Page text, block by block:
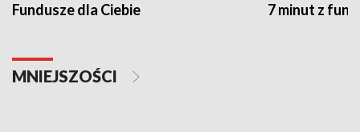
Fundusze dla Ciebie 7 minut z
MNIEJSZOŚCI